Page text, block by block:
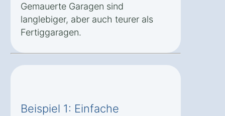
Gemauerte Garagen sind
langlebiger, aber auch teurer als
Fertiggaragen.
Beispiel 1: Einfache